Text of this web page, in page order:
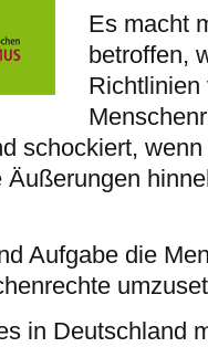
Es macht
betroffen,
Richtlinien
schockiert,
Aufgabe die
in Deutschland